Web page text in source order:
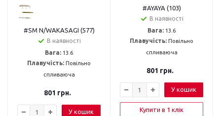
#SM N/WAKASAGI (577)
В наявності
Вага: 13.6
Плавучість: Повільно
спливаюча
801 грн.
У кошик
#AYAYA (103)
В наявності
Вага: 13.6
Плавучість: Повільно
спливаюча
801 грн.
У кошик
Купити в 1 клік